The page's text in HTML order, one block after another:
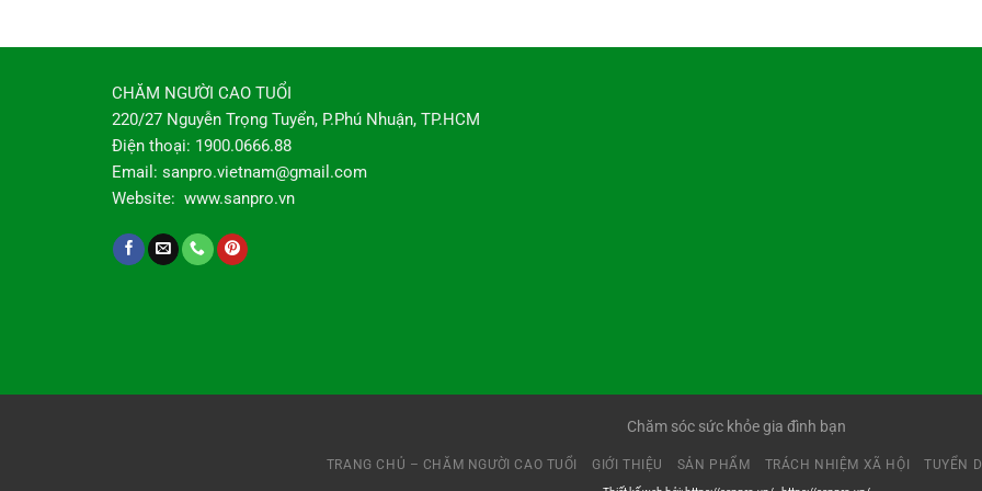
CHĂM NGƯỜI CAO TUỔI
220/27 Nguyễn Trọng Tuyển, P.Phú Nhuận, TP.HCM
Điện thoại: 1900.0666.88
Email: sanpro.vietnam@gmail.com
Website: www.sanpro.vn
Chăm sóc sức khỏe gia đình bạn
TRANG CHỦ – CHĂM NGƯỜI CAO TUỔI GIỚI THIỆU SẢN PHẨM TRÁCH NHIỆM XÃ HỘI TUYỂN